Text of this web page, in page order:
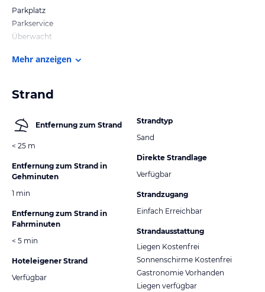
Parkplatz
Parkservice
Überwacht
Mehr anzeigen
Strand
Entfernung zum Strand
< 25 m
Entfernung zum Strand in
Gehminuten
1 min
Entfernung zum Strand in
Fahrminuten
< 5 min
Hoteleigener Strand
Verfügbar
Strandtyp
Sand
Direkte Strandlage
Verfügbar
Strandzugang
Einfach Erreichbar
Strandausstattung
Liegen Kostenfrei
Sonnenschirme Kostenfrei
Gastronomie Vorhanden
Liegen verfügbar